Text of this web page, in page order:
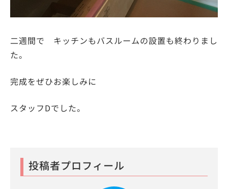
二週間で キッチンもバスルームの設置も終わりまし
た。
完成をぜひお楽しみに
スタッフDでした。
投稿者プロフィール